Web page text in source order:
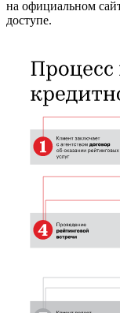
на официальном
доступе.